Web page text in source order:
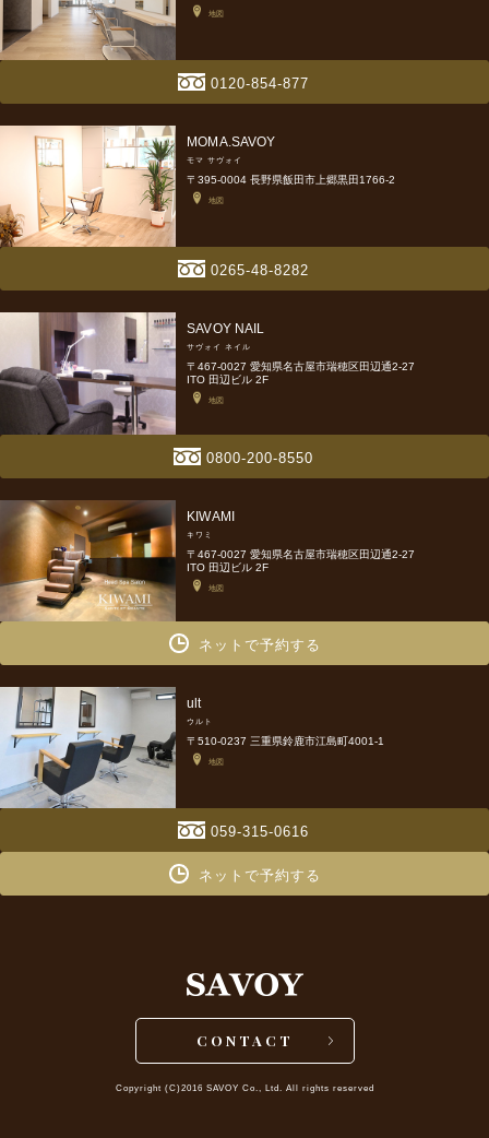
地図
0120-854-877
MOMA.SAVOY
モマ サヴォイ
〒395-0004 長野県飯田市上郷黒田1766-2
地図
0265-48-8282
SAVOY NAIL
サヴォイ ネイル
〒467-0027 愛知県名古屋市瑞穂区田辺通2-27
ITO 田辺ビル 2F
地図
0800-200-8550
KIWAMI
キワミ
〒467-0027 愛知県名古屋市瑞穂区田辺通2-27
ITO 田辺ビル 2F
地図
ネットで予約する
ult
ウルト
〒510-0237 三重県鈴鹿市江島町4001-1
地図
059-315-0616
ネットで予約する
CONTACT
Copyright (C)2016 SAVOY Co., Ltd. All rights reserved